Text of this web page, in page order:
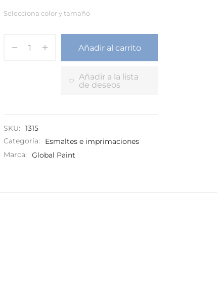
Selecciona color y tamaño
Añadir al carrito
Añadir a la lista
de deseos
SKU:
1315
Categoría:
Esmaltes e imprimaciones
Marca:
Global Paint